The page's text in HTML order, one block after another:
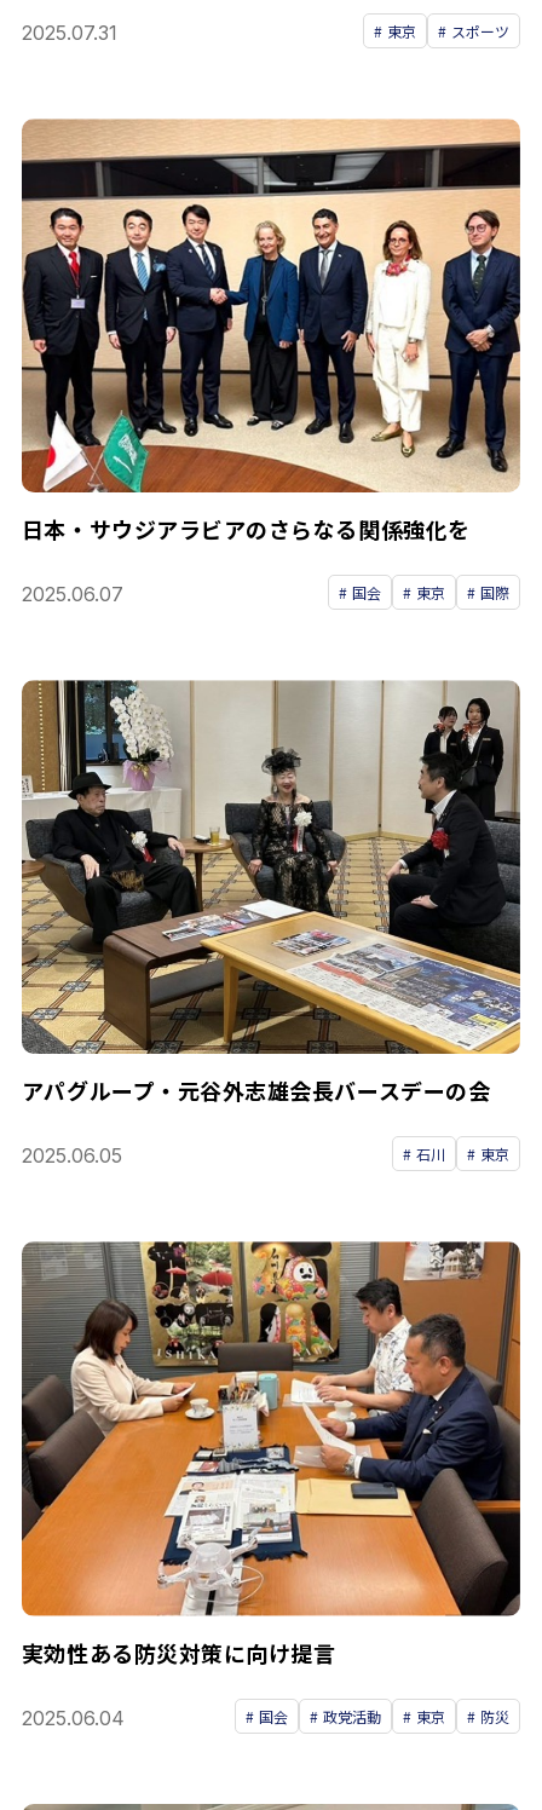
2025.07.31 東京 スポーツ
日本・サウジアラビアのさらなる関係強化を
2025.06.07 国会 東京 国際
アパグループ・元谷外志雄会長バースデーの会
2025.06.05 石川 東京
実効性ある防災対策に向け提言
2025.06.04 国会 政党活動 東京 防災